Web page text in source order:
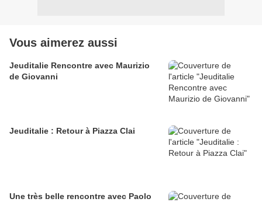
Vous aimerez aussi
Jeuditalie Rencontre avec Maurizio
de Giovanni
Jeuditalie : Retour à Piazza Clai
Une très belle rencontre avec Paolo